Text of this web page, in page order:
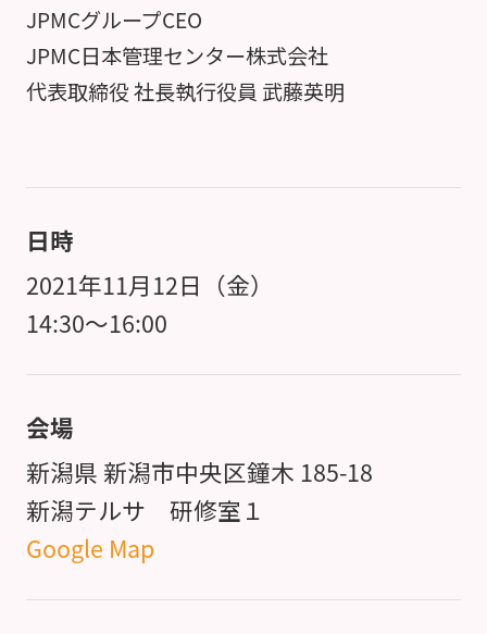
JPMCグループCEO
JPMC日本管理センター株式会社
代表取締役 社長執行役員 武藤英明
日時
2021年11月12日（金）
14:30～16:00
会場
新潟県 新潟市中央区鐘木 185-18
新潟テルサ 研修室１
Google Map